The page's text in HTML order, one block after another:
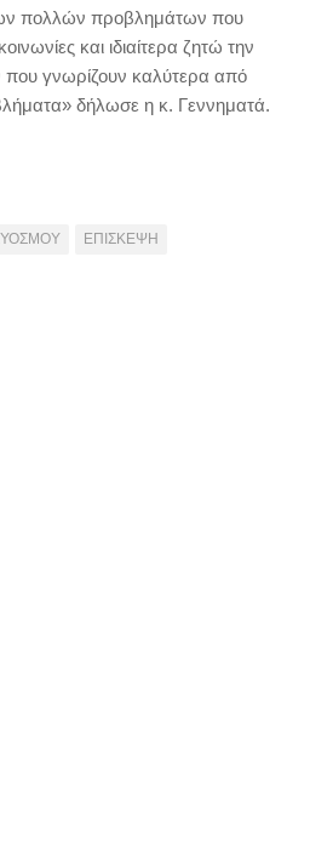
πολλών προβλημάτων που
και ιδιαίτερα ζητώ την
γνωρίζουν καλύτερα από
δήλωσε η κ. Γεννηματά.
ΕΠΙΣΚΕΨΗ